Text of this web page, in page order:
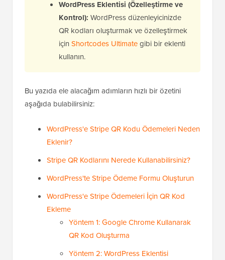
WordPress Eklentisi (Özelleştirme ve
Kontrol): WordPress düzenleyicinizde
QR kodları oluşturmak ve özelleştirmek
için Shortcodes Ultimategibi bir eklenti
kullanın.
Bu yazıda ele alacağım adımların hızlı bir özetini
aşağıda bulabilirsiniz:
WordPress'e Stripe QR Kodu Ödemeleri Neden
Eklenir?
Stripe QR Kodlarını Nerede Kullanabilirsiniz?
WordPress'te Stripe Ödeme Formu Oluşturun
WordPress'e Stripe Ödemeleri İçin QR Kod
Ekleme
Yöntem 1: Google Chrome Kullanarak
QR Kod Oluşturma
Yöntem 2: WordPress Eklentisi